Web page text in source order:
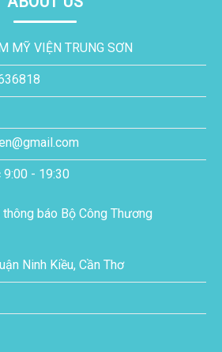
MỸ VIỆN TRUNG SƠN
9:00 - 19:30
Ninh Kiều, Cần Thơ